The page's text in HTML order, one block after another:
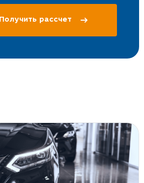
Получить рассчет